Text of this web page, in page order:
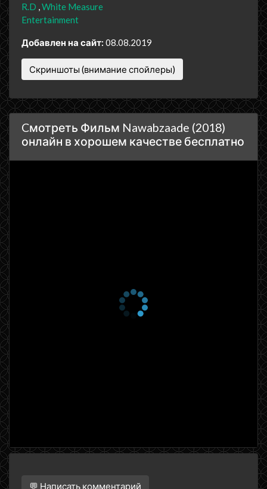
R.D White Measure
Entertainment
Добавлен на сайт: 08.08.2019
Скриншоты (внимание спойлеры)
Cмотреть Фильм Nawabzaade (2018)
онлайн в хорошем качестве бесплатно
💬 Написать комментарий